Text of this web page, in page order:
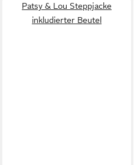
Patsy & Lou Steppjacke
inkludierter Beutel